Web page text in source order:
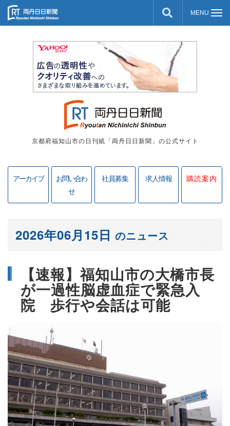
京都府福知山市の日刊紙「両丹日日新聞」の公式サイト
アーカイブ
お問い合わ
せ
社員募集 求人情報 購読案内
【速報】福知山市の大橋市長
が一過性脳虚血症で緊急入
院 歩行や会話は可能
2026年06月15日のニュース